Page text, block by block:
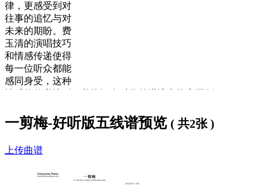
律，更感受到对
往事的追忆与对
未来的期盼。费
玉清的演唱技巧
和情感传递使得
每一位听众都能
感同身受，这种
歌词下方是 一剪梅钢琴谱 ，大家可以免费下载学习
层层风雨不能阻隔
一剪梅-好听版五线谱预览 ( 共2张 )
上传曲谱